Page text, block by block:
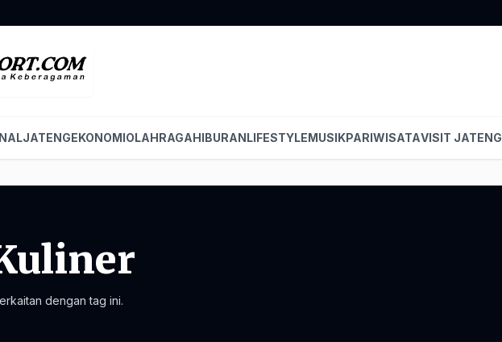
JATENGEKONOMIOLAHRAGAHIBURANLIFESTYLEMUSIKPARIWISATAVISIT JATENG
dengan tag ini.